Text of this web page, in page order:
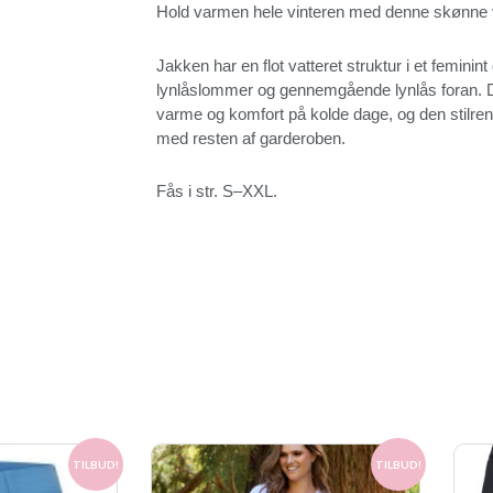
Hold varmen hele vinteren med denne
Jakken har en flot vatteret struktur i et
lynlåslommer og gennemgående lynlås foran.
varme og komfort på kolde dage, og den
med resten af garderoben.
Fås i str. S–XXL.
TILBUD!
Den
aktuelle
TILBUD!
Den
oprindelige
Den
aktuelle